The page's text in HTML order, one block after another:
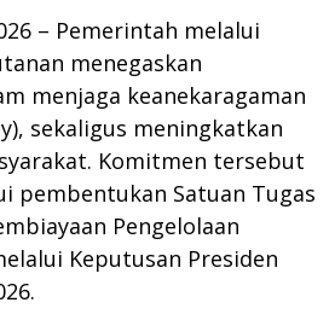
– Pemerintah melalui
menegaskan
menjaga keanekaragaman
sekaligus meningkatkan
Komitmen tersebut
pembentukan Satuan Tugas
Pengelolaan
Keputusan Presiden